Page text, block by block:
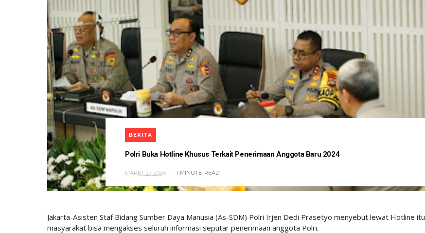
BERITA
Polri Buka Hotline Khusus Terkait Penerimaan Anggota Baru 2024
MARET 27, 2024 1 MINUTE READ
Jakarta-Asisten Staf Bidang Sumber Daya Manusia (As-SDM) Polri Irjen Dedi Prasetyo menyebut lewat Hotline itu
masyarakat bisa mengakses seluruh informasi seputar penerimaan anggota Polri.